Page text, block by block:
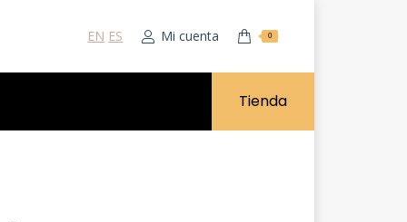
EN ES Mi cuenta 0
Tienda